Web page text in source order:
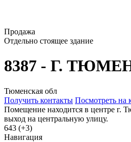
Продажа
Отдельно стоящее здание
8387 - Г.
Тюменская обл
Получить контакты Посмотреть на
Помещение находится в центре г.
выход на центральную улицу.
643 (+3)
Навигация